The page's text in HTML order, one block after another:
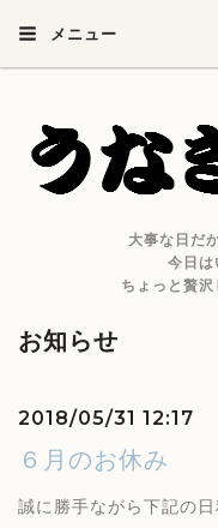
メニュー
大事な日だ
今日は
ちょっと贅沢
お知らせ
2018/05/31 12:17
６月のお休み
誠に勝手ながら下記の